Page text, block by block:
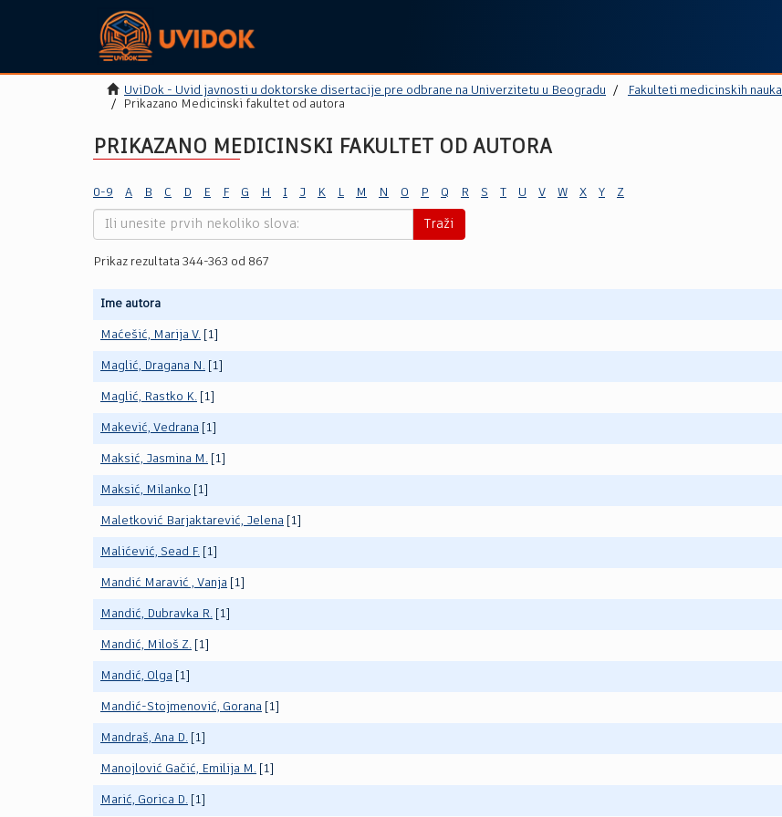
UviDok - Uvid javnosti u doktorske disertacije pre odbrane na Univerzitetu u Beogradu Fakulteti medicinskih nauka
Prikazano Medicinski fakultet od autora
PRIKAZANO MEDICINSKI FAKULTET OD AUTORA
0-9 A B C D E F G H I J K L M N O P Q R S T U V W X Y Z
Traži
Prikaz rezultata 344-363 od 867
Ime autora
Maćešić, Marija V. [1]
Maglić, Dragana N. [1]
Maglić, Rastko K. [1]
Makević, Vedrana [1]
Maksić, Jasmina M. [1]
Maksić, Milanko [1]
Maletković Barjaktarević, Jelena [1]
Malićević, Sead F. [1]
Mandić Maravić , Vanja [1]
Mandić, Dubravka R. [1]
Mandić, Miloš Z. [1]
Mandić, Olga [1]
Mandić-Stojmenović, Gorana [1]
Mandraš, Ana D. [1]
Manojlović Gačić, Emilija M. [1]
Marić, Gorica D. [1]